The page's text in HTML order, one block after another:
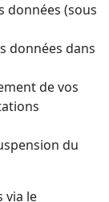
données (sous
données dans
de vos
du
via le